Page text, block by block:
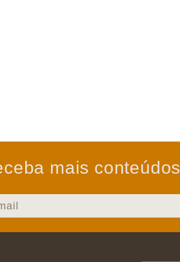
mais conteúdos